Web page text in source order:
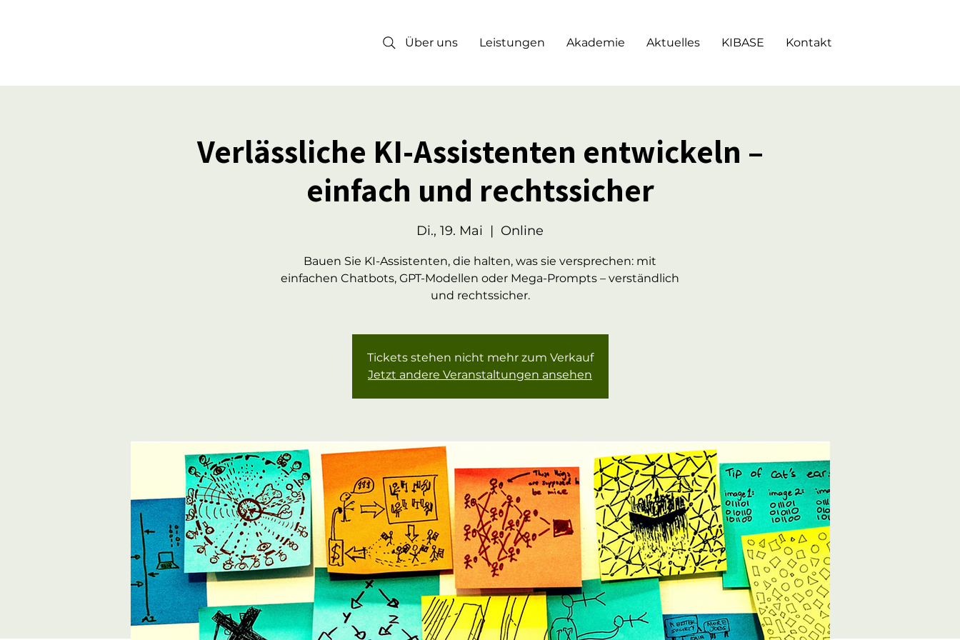
Über uns Leistungen Akademie Aktuelles KIBASE Kontakt
Verlässliche KI-Assistenten entwickeln –
einfach und rechtssicher
Di., 19. Mai
  |
Online
Bauen Sie KI-Assistenten, die halten, was sie versprechen: mit
einfachen Chatbots, GPT-Modellen oder Mega-Prompts – verständlich
und rechtssicher.
Tickets stehen nicht mehr zum Verkauf
Jetzt andere Veranstaltungen ansehen